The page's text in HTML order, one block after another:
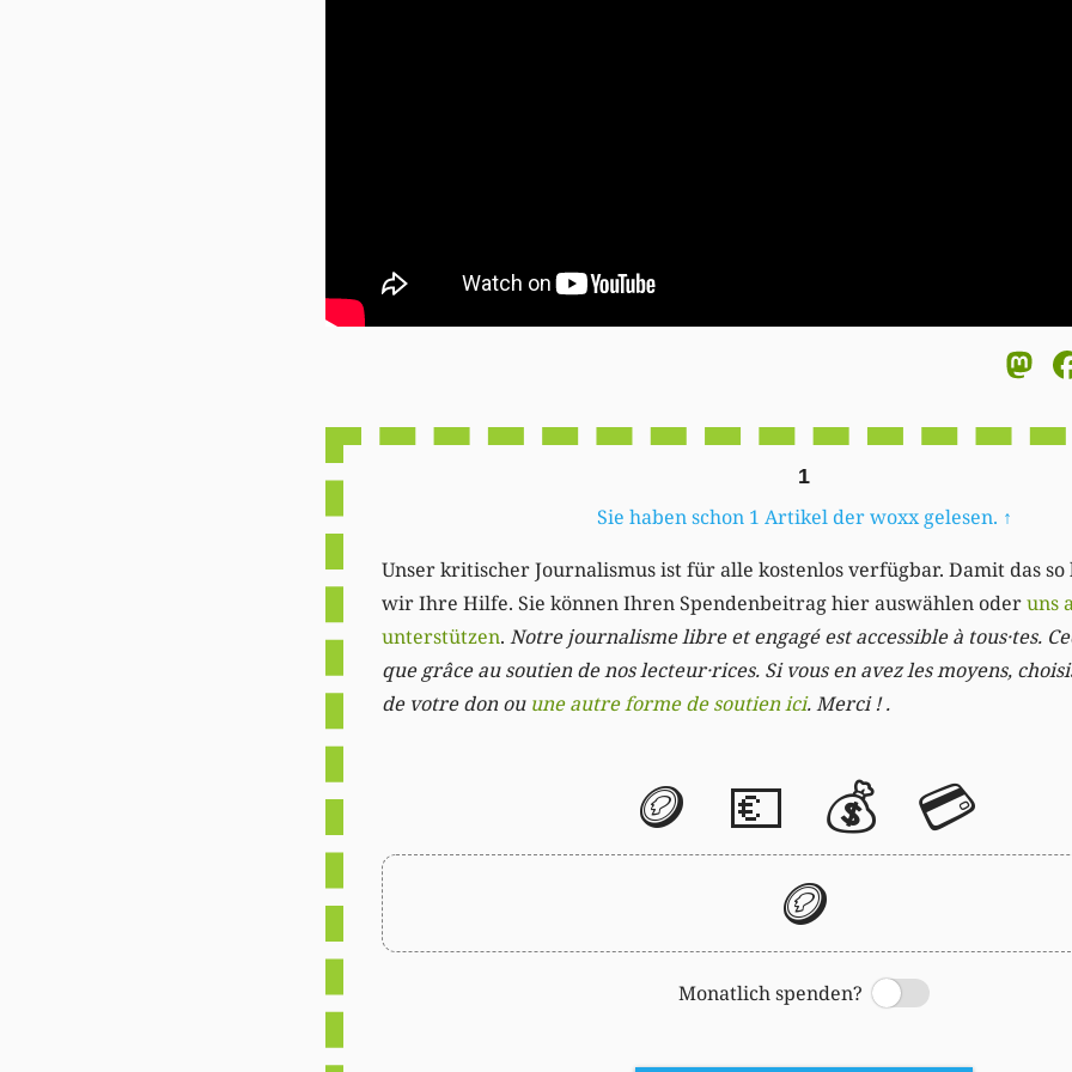
1
Sie haben schon 1 Artikel der woxx gelesen. ↑
Unser kritischer Journalismus ist für alle kostenlos verfügbar. Damit das
wir Ihre Hilfe. Sie können Ihren Spendenbeitrag hier auswählen oderuns
unterstützen. Notre journalisme libre et engagé est accessible à tous·tes.
que grâce au soutien de nos lecteur·rices. Si vous en avez les moyens,
de votre don ou une autre forme de soutien ici. Merci ! .
🪙 💶 💰 💳
🪙
Monatlich spenden?
Switch